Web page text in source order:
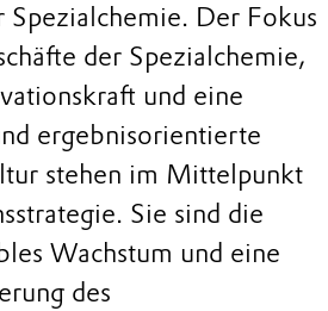
Spezialchemie. Der Fokus
der Spezialchemie,
und eine
ergebnisorientierte
stehen im Mittelpunkt
Sie sind die
Wachstum und eine
des